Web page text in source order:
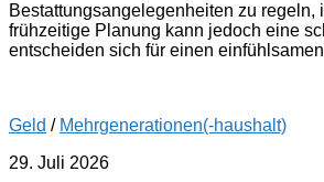
Bestattungsangelegenheiten zu
frühzeitige Planung kann jedoch eine
entscheiden sich für einen
Geld / Mehrgenerationen(-haushalt)
29. Juli 2026